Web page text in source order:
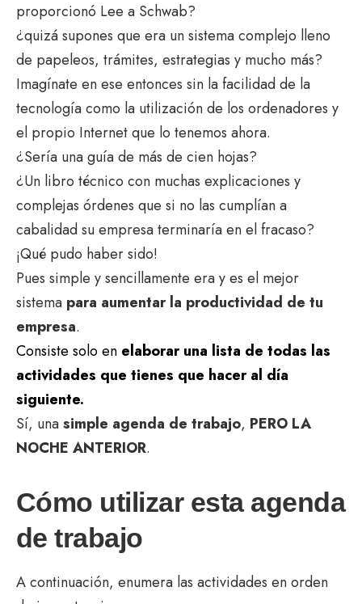
proporcionó Lee a Schwab?
¿quizá supones que era un sistema complejo lleno
de papeleos, trámites, estrategias y mucho más?
Imagínate en ese entonces sin la facilidad de la
tecnología como la utilización de los ordenadores y
el propio Internet que lo tenemos ahora.
¿Sería una guía de más de cien hojas?
¿Un libro técnico con muchas explicaciones y
complejas órdenes que si no las cumplían a
cabalidad su empresa terminaría en el fracaso?
¡Qué pudo haber sido!
Pues simple y sencillamente era y es el mejor
sistema para aumentar la productividad de tu
empresa.
Consiste solo en elaborar una lista de todas las
actividades que tienes que hacer al día
siguiente.
Sí, unasimple agenda de trabajo, PERO LA
NOCHE ANTERIOR.
Cómo utilizar esta agenda
de trabajo
A continuación, enumera las actividades en orden